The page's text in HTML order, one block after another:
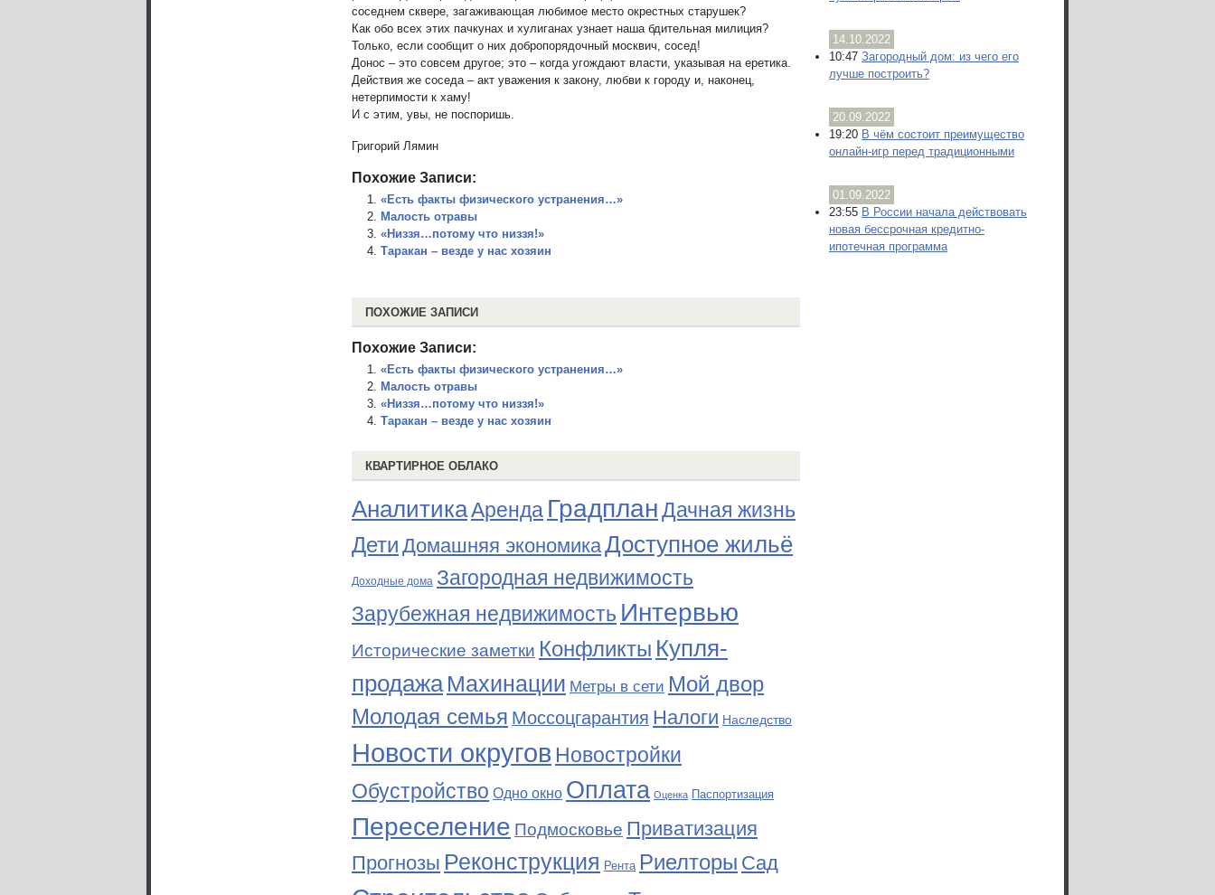
соседнем сквере, загаживающая любимое место окрестных старушек?
Как обо всех этих пачкунах и хулиганах узнает наша бдительная милиция?
Только, если сообщит о них добропорядочный москвич, сосед!
Донос – это совсем другое; это – когда угождают власти, указывая на еретика.
Действия же соседа – акт уважения к закону, любви к городу и, наконец,
нетерпимости к хаму!
И с этим, увы, не поспоришь.
Григорий Лямин
Похожие Записи:
«Есть факты физического устранения…»
Малость отравы
«Низзя…потому что низзя!»
Таракан – везде у нас хозяин
ПОХОЖИЕ ЗАПИСИ
Похожие Записи:
«Есть факты физического устранения…»
Малость отравы
«Низзя…потому что низзя!»
Таракан – везде у нас хозяин
КВАРТИРНОЕ ОБЛАКО
АналитикаАренда ГрадпланДачная жизнь
Дети Домашняя экономикаДоступное жильё
Доходные дома Загородная недвижимость
Зарубежная недвижимость Интервью
Исторические заметки Конфликты Купля-
продажа Махинации Метры в сети Мой двор
Молодая семья Моссоцгарантия Налоги Наследство
Новости округов Новостройки
Обустройство Одно окно Оплата Оценка Паспортизация
Переселение Подмосковье Приватизация
Прогнозы Реконструкция Рента Риелторы Сад
14.10.2022
10:47 Загородный дом: из чего его
лучше построить?
20.09.2022
19:20 В чём состоит преимущество
онлайн-игр перед традиционными
01.09.2022
23:55 В России начала действовать
новая бессрочная кредитно-
ипотечная программа